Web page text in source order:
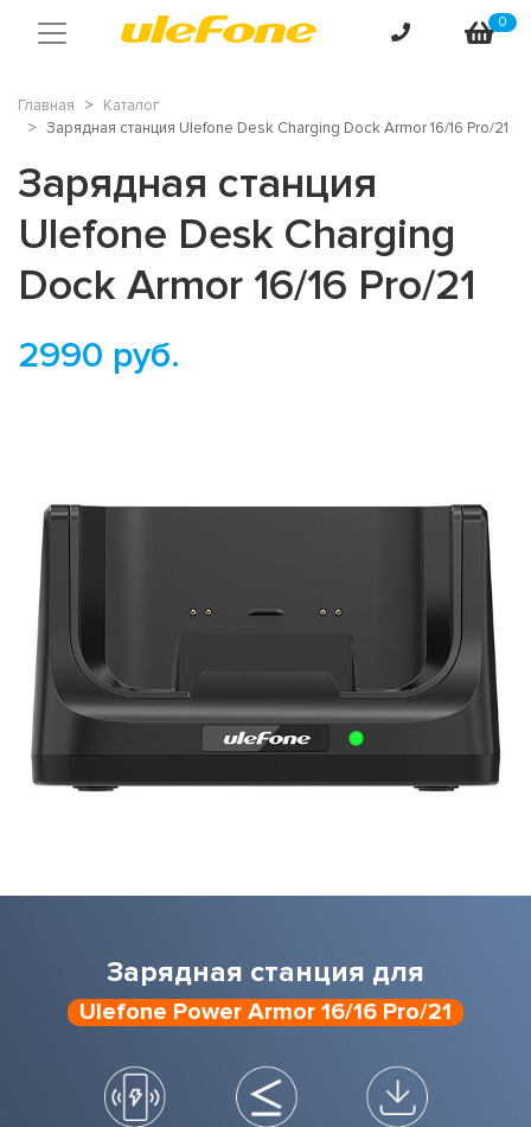
0
Главная
Каталог
Зарядная станция Ulefone Desk Charging Dock Armor 16/16 Pro/21
Зарядная станция
Ulefone Desk Charging
Dock Armor 16/16 Pro/21
2990 руб.
Зарядная станция для
Ulefone Power Armor 16/16 Pro/21